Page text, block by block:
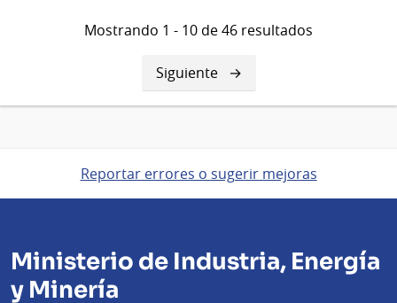
Mostrando 1 - 10 de 46 resultados
Siguiente
página
Siguiente
Reportar errores o sugerir mejoras
Ministerio de Industria, Energía
y Minería